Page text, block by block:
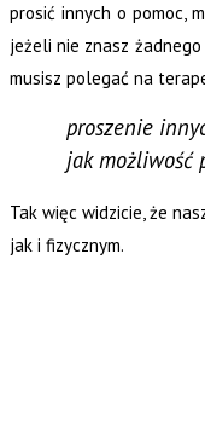
prosić innych o pomoc,
jeżeli nie znasz
musisz polegać na
proszenie
jak możliwość
Tak więc widzicie, że
jak i fizycznym.